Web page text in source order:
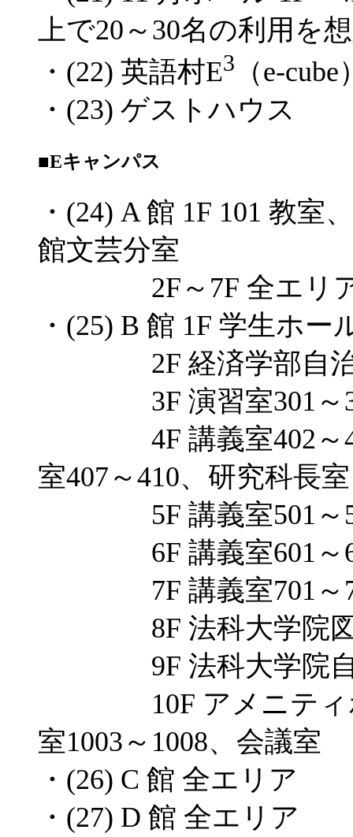
上で20～30名の利用を
・(22) 英語村E3
（e-cube
・(23) ゲストハウス
■Eキャンパス
・(24) A 館 1F 101 教室
館文芸分室
2F～7F 全エリア（
・(25) B 館 1F 学生ホ
2F 経済学部自治会
3F 演習室301～
4F 講義室402～404
室407～410、研究科長室
5F 講義室501～
6F 講義室601～
7F 講義室701～
8F 法科大学院図
9F 法科大学院自
10F アメニティホ
室1003～1008、会議室
・(26) C 館 全エリア
・(27) D 館 全エリア